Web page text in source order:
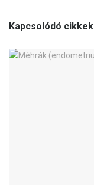
Kapcsolódó cikkek